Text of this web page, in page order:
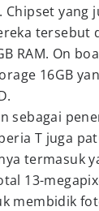
Chipset yang
tersebut
RAM. On
16GB
sebagai
T juga
termasuk
13-
membidik